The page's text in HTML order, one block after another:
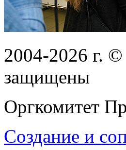
2004-2026 г. ©
защищены
Оргкомитет
Создание и